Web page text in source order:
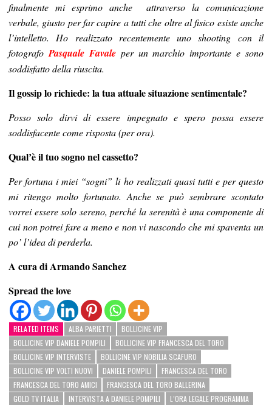
finalmente mi esprimo anche attraverso la comunicazione
verbale, giusto per far capire a tutti che oltre al fisico esiste anche
l’intelletto. Ho realizzato recentemente uno shooting con il
fotografoPasquale Favaleper un marchio importante e sono
soddisfatto della riuscita.
Il gossip lo richiede: la tua attuale situazione sentimentale?
Posso solo dirvi di essere impegnato e spero possa essere
soddisfacente come risposta (per ora).
Qual’è il tuo sogno nel cassetto?
Per fortuna i miei “sogni” li ho realizzati quasi tutti e per questo
mi ritengo molto fortunato. Anche se può sembrare scontato
vorrei essere solo sereno, perché la serenità è una componente di
cui non potrei fare a meno e non vi nascondo che mi spaventa un
po’ l’idea di perderla.
A cura di Armando Sanchez
Spread the love
RELATED ITEMS ALBA PARIETTI
BOLLICINE VIP
BOLLICINE VIP DANIELE POMPILI
BOLLICINE VIP FRANCESCA DEL TORO
BOLLICINE VIP INTERVISTE
BOLLICINE VIP NOBILIA SCAFURO
BOLLICINE VIP VOLTI NUOVI
DANIELE POMPILI
FRANCESCA DEL TORO
FRANCESCA DEL TORO AMICI
FRANCESCA DEL TORO BALLERINA
GOLD TV ITALIA
INTERVISTA A DANIELE POMPILI
L’ORA LEGALE PROGRAMMA